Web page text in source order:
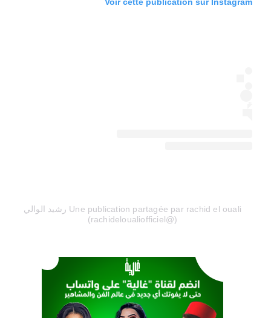
Une publication partagée par rachid el ouali رشيد الوالي
(@rachideloualiofficiel)